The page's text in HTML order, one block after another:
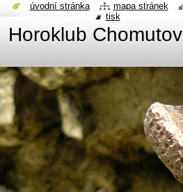
Horoklub Chomutov
úvodní stránka mapa stránek
tisk